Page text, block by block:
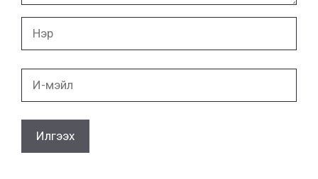
мэйл